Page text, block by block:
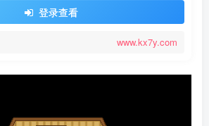
登录查看
www.kx7y.com